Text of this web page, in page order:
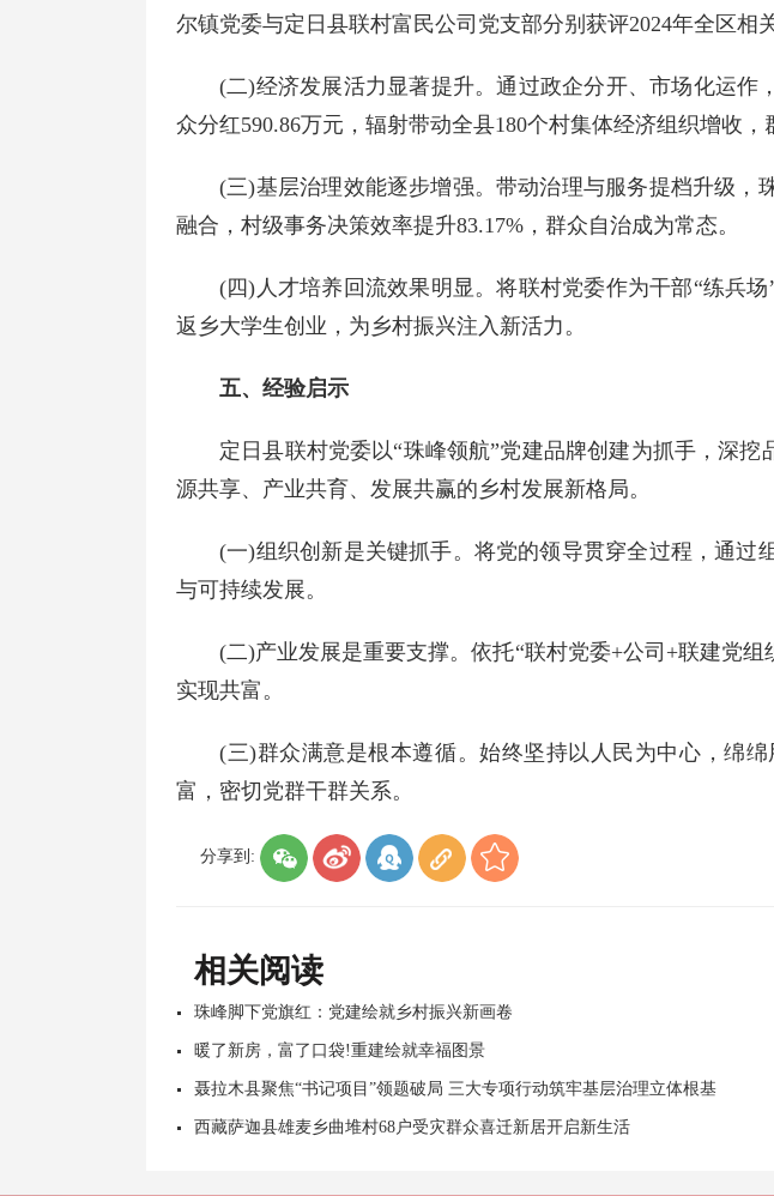
尔镇党委与定日县联村富民公司党支部分别获评2024年全区相
(二)经济发展活力显著提升。通过政企分开、市场化运作
众分红590.86万元，辐射带动全县180个村集体经济组织增收，
(三)基层治理效能逐步增强。带动治理与服务提档升级，
融合，村级事务决策效率提升83.17%，群众自治成为常态。
(四)人才培养回流效果明显。将联村党委作为干部“练兵
返乡大学生创业，为乡村振兴注入新活力。
五、经验启示
定日县联村党委以“珠峰领航”党建品牌创建为抓手，深
源共享、产业共育、发展共赢的乡村发展新格局。
(一)组织创新是关键抓手。将党的领导贯穿全过程，通
与可持续发展。
(二)产业发展是重要支撑。依托“联村党委+公司+联建党
实现共富。
(三)群众满意是根本遵循。始终坚持以人民为中心，绵
富，密切党群干群关系。
分享到:
相关阅读
珠峰脚下党旗红：党建绘就乡村振兴新画卷
暖了新房，富了口袋!重建绘就幸福图景
聂拉木县聚焦“书记项目”领题破局 三大专项行动筑牢基层治理立体根基
西藏萨迦县雄麦乡曲堆村68户受灾群众喜迁新居开启新生活